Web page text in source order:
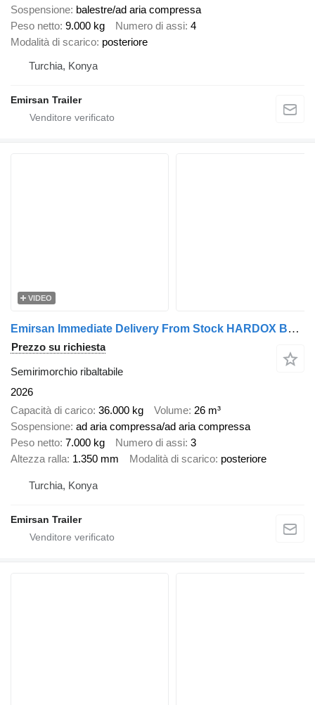
Sospensione balestre/ad aria compressa
Peso netto 9.000 kg Numero di assi 4
Modalità di scarico posteriore
Turchia, Konya
Emirsan Trailer
VIDEO
Emirsan Immediate Delivery From Stock HARDOX BODY - SAF AXLES | EMIRSAN
Prezzo su richiesta
Semirimorchio ribaltabile
2026
Capacità di carico 36.000 kg Volume 26 m³
Sospensione ad aria compressa/ad aria compressa
Peso netto 7.000 kg Numero di assi 3
Altezza ralla 1.350 mm Modalità di scarico posteriore
Turchia, Konya
Emirsan Trailer